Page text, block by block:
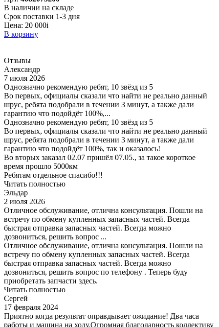
В наличии на складе
Срок поставки 1-3 дня
Цена: 20 000i
В корзину
Отзывы
Александр
7 июля 2026
Однозначно рекомендую ребят, 10 звёзд из 5
Во первых, официалы сказали что найти не реально данный
шрус, ребята подобрали в течении 3 минут, а также дали
гарантию что подойдёт 100%,...
Однозначно рекомендую ребят, 10 звёзд из 5
Во первых, официалы сказали что найти не реально данный
шрус, ребята подобрали в течении 3 минут, а также дали
гарантию что подойдёт 100%, так и оказалось!
Во вторых заказал 02.07 пришёл 07.05., за такое короткое
время прошло 5000км
Ребятам отдельное спасибо!!!
Читать полностью
Эльдар
2 июля 2026
Отличное обслуживание, отлична консультация. Пошли на
встречу по обмену купленных запасных частей. Всегда
быстрая отправка запасных частей. Всегда можно
дозвониться, решить вопрос ...
Отличное обслуживание, отлична консультация. Пошли на
встречу по обмену купленных запасных частей. Всегда
быстрая отправка запасных частей. Всегда можно
дозвониться, решить вопрос по телефону . Теперь буду
приобретать запчасти здесь.
Читать полностью
Сергей
17 февраля 2024
Приятно когда результат оправдывает ожидание! Два часа
работы и машина на ходу.Огромная благодарность коллективу